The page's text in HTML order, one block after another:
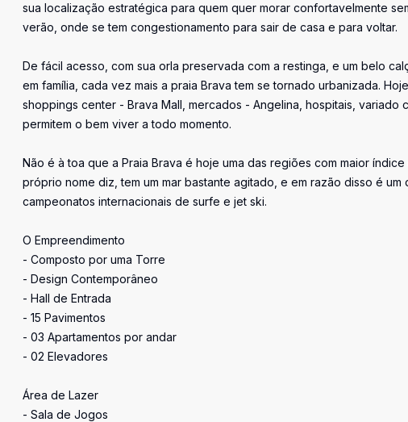
sua localização estratégica para quem quer morar confortavelmente
verão, onde se tem congestionamento para sair de casa e para voltar.
De fácil acesso, com sua orla preservada com a restinga, e um belo
em família, cada vez mais a praia Brava tem se tornado urbanizada.
shoppings center - Brava Mall, mercados - Angelina, hospitais,
permitem o bem viver a todo momento.
Não é à toa que a Praia Brava é hoje uma das regiões com maior
próprio nome diz, tem um mar bastante agitado, e em razão disso é
campeonatos internacionais de surfe e jet ski.
O Empreendimento
- Composto por uma Torre
- Design Contemporâneo
- Hall de Entrada
- 15 Pavimentos
- 03 Apartamentos por andar
- 02 Elevadores
Área de Lazer
- Sala de Jogos